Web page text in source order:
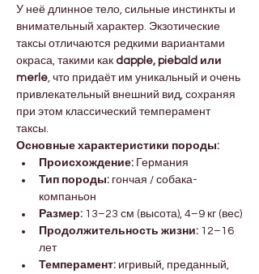
У неё длинное тело, сильные инстинкты и
внимательный характер. Экзотические
таксы отличаются редкими вариантами
окраса, такими как dapple, piebald или
merle, что придаёт им уникальный и очень
привлекательный внешний вид, сохраняя
при этом классический темперамент
таксы.
Основные характеристики породы:
Происхождение: Германия
Тип породы: гончая / собака-
компаньон
Размер: 13–23 см (высота), 4–9 кг (вес)
Продолжительность жизни: 12–16
лет
Темперамент: игривый, преданный,